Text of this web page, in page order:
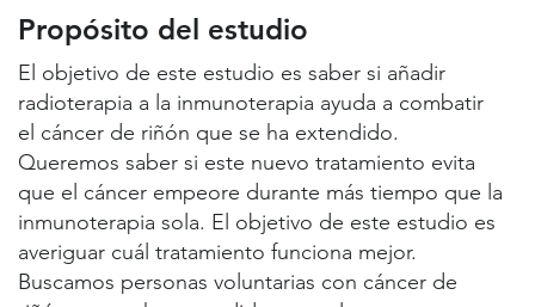
Lugares de estudio y contactos
Información útil
Propósito del estudio
El objetivo de este estudio es saber si añadir
radioterapia a la inmunoterapia ayuda a combatir
el cáncer de riñón que se ha extendido.
Queremos saber si este nuevo tratamiento evita
que el cáncer empeore durante más tiempo que la
inmunoterapia sola. El objetivo de este estudio es
averiguar cuál tratamiento funciona mejor.
Buscamos personas voluntarias con cáncer de